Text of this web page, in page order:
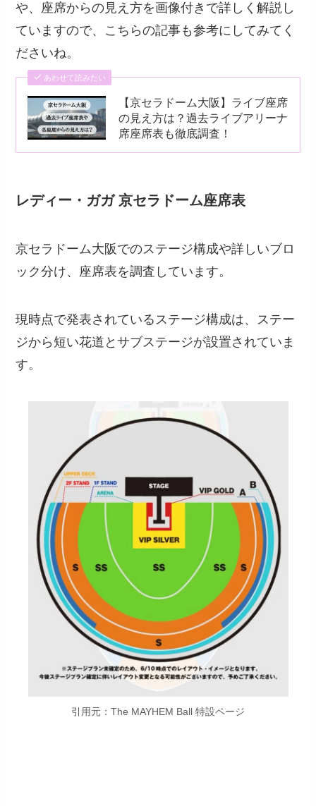
や、座席からの見え方を画像付きで詳しく解説し
ていますので、こちらの記事も参考にしてみてく
ださいね。
あわせて読みたい
【京セラドーム大阪】ライブ座席
の見え方は？過去ライブアリーナ
席座席表も徹底調査！
レディー・ガガ 京セラドーム座席表
京セラドーム大阪でのステージ構成や詳しいブロ
ック分け、座席表を調査しています。
現時点で発表されているステージ構成は、ステー
ジから短い花道とサブステージが設置されていま
す。
引用元：The MAYHEM Ball 特設ページ